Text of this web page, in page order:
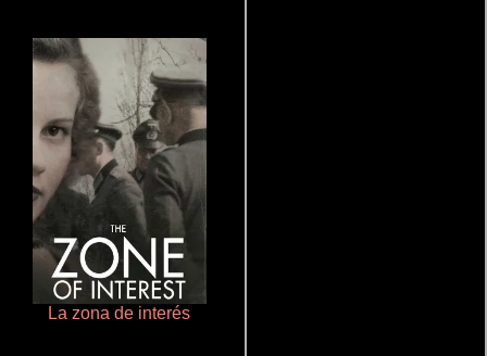
La zona de interés